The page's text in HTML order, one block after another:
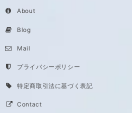
About
Blog
Mail
プライバシーポリシー
特定商取引法に基づく表記
Contact